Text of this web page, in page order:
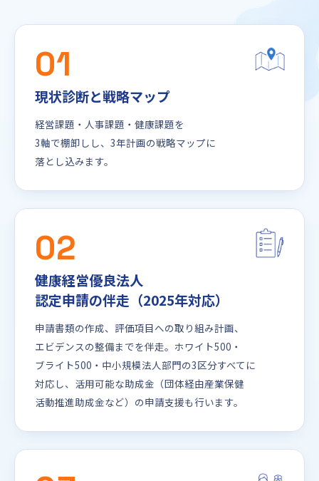
01
現状診断と戦略マップ
経営課題・人事課題・健康課題を
3軸で棚卸しし、3年計画の戦略マップに
落とし込みます。
02
健康経営優良法人
認定申請の伴走（2025年対応）
申請書類の作成、評価項目への取り組み計画、
エビデンスの整備までを伴走。ホワイト500・
ブライト500・中小規模法人部門の3区分すべてに
対応し、活用可能な助成金（団体経由産業保健
活動推進助成金など）の申請支援も行います。